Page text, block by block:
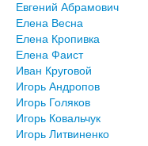
Евгений Абрамович
Елена Весна
Елена Кропивка
Елена Фаист
Иван Круговой
Игорь Андропов
Игорь Голяков
Игорь Ковальчук
Игорь Литвиненко